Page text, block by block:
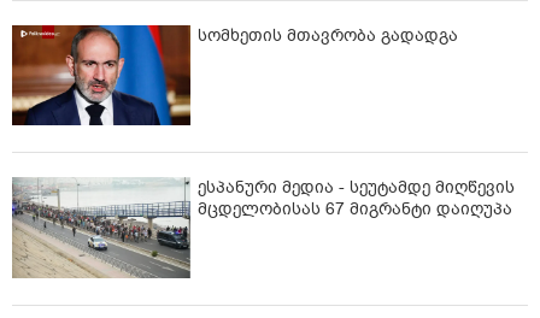
სომხეთის მთავრობა გადადგა
ესპანური მედია - სეუტამდე მიღწევის
მცდელობისას 67 მიგრანტი დაიღუპა